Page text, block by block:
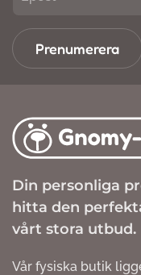
Prenumerera
Din personliga
hitta den
vårt stora utbud.
Vår fysiska butik